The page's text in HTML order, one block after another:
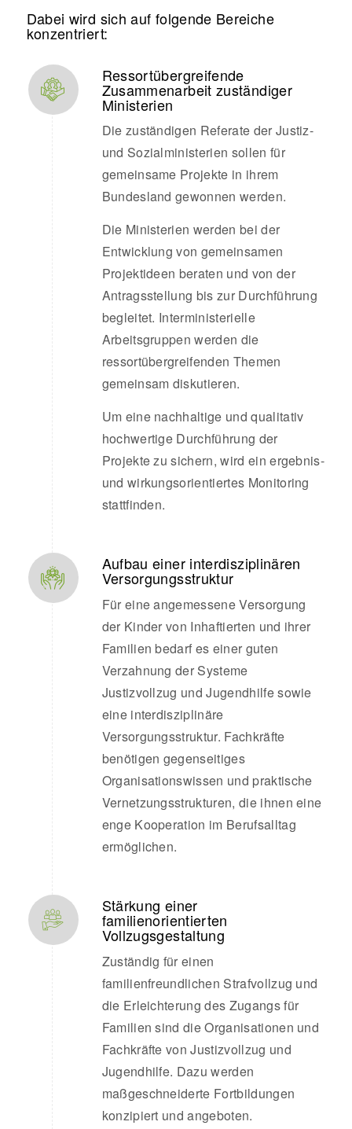
Dabei wird sich auf folgende Bereiche
konzentriert:
Ressortübergreifende
Zusammenarbeit zuständiger
Ministerien
Die zuständigen Referate der Justiz-
und Sozialministerien sollen für
gemeinsame Projekte in ihrem
Bundesland gewonnen werden.
Die Ministerien werden bei der
Entwicklung von gemeinsamen
Projektideen beraten und von der
Antragsstellung bis zur Durchführung
begleitet. Interministerielle
Arbeitsgruppen werden die
ressortübergreifenden Themen
gemeinsam diskutieren.
Um eine nachhaltige und qualitativ
hochwertige Durchführung der
Projekte zu sichern, wird ein ergebnis-
und wirkungsorientiertes Monitoring
stattfinden.
Aufbau einer interdisziplinären
Versorgungsstruktur
Für eine angemessene Versorgung
der Kinder von Inhaftierten und ihrer
Familien bedarf es einer guten
Verzahnung der Systeme
Justizvollzug und Jugendhilfe sowie
eine interdisziplinäre
Versorgungsstruktur. Fachkräfte
benötigen gegenseitiges
Organisationswissen und praktische
Vernetzungsstrukturen, die ihnen eine
enge Kooperation im Berufsalltag
ermöglichen.
Stärkung einer
familienorientierten
Vollzugsgestaltung
Zuständig für einen
familienfreundlichen Strafvollzug und
die Erleichterung des Zugangs für
Familien sind die Organisationen und
Fachkräfte von Justizvollzug und
Jugendhilfe. Dazu werden
maßgeschneiderte Fortbildungen
konzipiert und angeboten.